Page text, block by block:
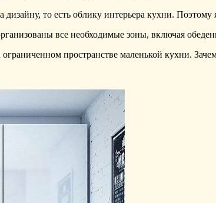
то есть облику интерьера кухни.
все необходимые зоны, включая
пространстве маленькой кухни.